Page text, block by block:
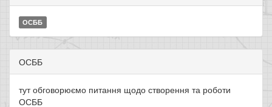
ОСББ
ОСББ
тут обговорюємо питання щодо створення та роботи
ОСББ